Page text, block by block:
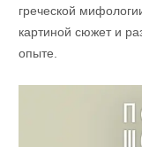
греческой
картиной сюжет и
опыте.